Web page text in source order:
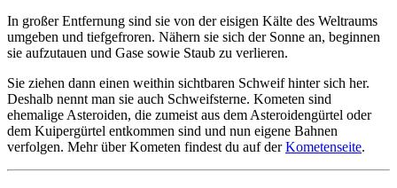
In großer Entfernung sind sie von der eisigen Kälte des Weltraums
umgeben und tiefgefroren. Nähern sie sich der Sonne an, beginnen
sie aufzutauen und Gase sowie Staub zu verlieren.
Sie ziehen dann einen weithin sichtbaren Schweif hinter sich her.
Deshalb nennt man sie auch Schweifsterne. Kometen sind
ehemalige Asteroiden, die zumeist aus dem Asteroidengürtel oder
dem Kuipergürtel entkommen sind und nun eigene Bahnen
verfolgen. Mehr über Kometen findest du auf derKometenseite.